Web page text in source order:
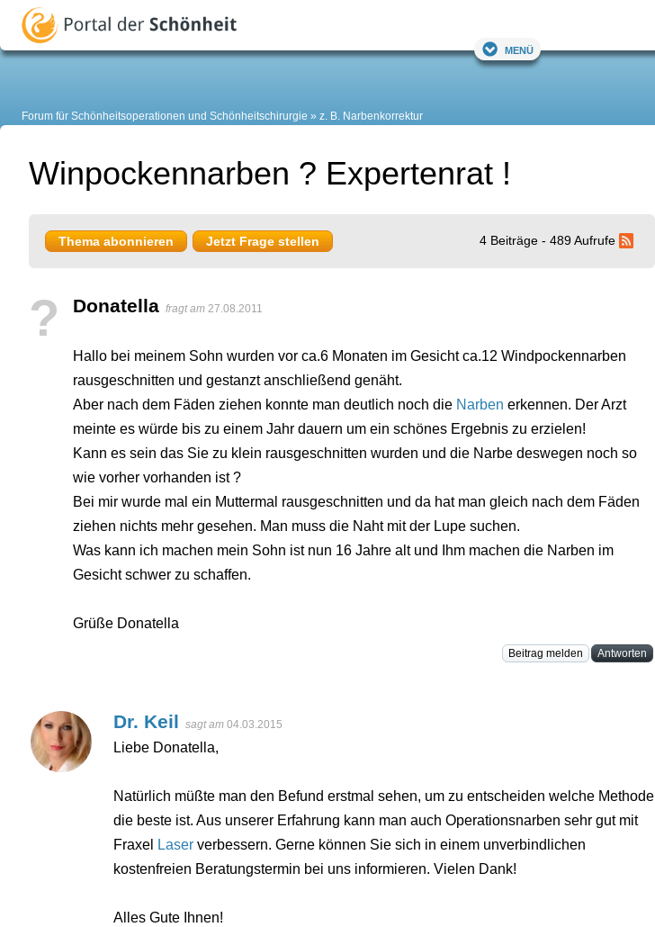
Menü
Forum für Schönheitsoperationen und Schönheitschirurgie z. B. Narbenkorrektur
Winpockennarben ? Expertenrat !
Thema abonnieren Jetzt Frage stellen 4 Beiträge - 489 Aufrufe
? Donatella fragt am 27.08.2011
Hallo bei meinem Sohn wurden vor ca.6 Monaten im Gesicht ca.12 Windpockennarben
rausgeschnitten und gestanzt anschließend genäht.
Aber nach dem Fäden ziehen konnte man deutlich noch die Narben erkennen. Der Arzt
meinte es würde bis zu einem Jahr dauern um ein schönes Ergebnis zu erzielen!
Kann es sein das Sie zu klein rausgeschnitten wurden und die Narbe deswegen noch so
wie vorher vorhanden ist ?
Bei mir wurde mal ein Muttermal rausgeschnitten und da hat man gleich nach dem Fäden
ziehen nichts mehr gesehen. Man muss die Naht mit der Lupe suchen.
Was kann ich machen mein Sohn ist nun 16 Jahre alt und Ihm machen die Narben im
Gesicht schwer zu schaffen.
Grüße Donatella
Beitrag melden Antworten
Dr. Keil sagt am 04.03.2015
Liebe Donatella,
Natürlich müßte man den Befund erstmal sehen, um zu entscheiden welche Methode
die beste ist. Aus unserer Erfahrung kann man auch Operationsnarben sehr gut mit
Fraxel Laser verbessern. Gerne können Sie sich in einem unverbindlichen
kostenfreien Beratungstermin bei uns informieren. Vielen Dank!
Alles Gute Ihnen!